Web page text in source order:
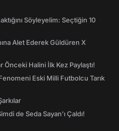
Söyleyelim: Seçtiğin 10
Alet Ederek Güldüren X
Halini İlk Kez Paylaştı!
Eski Milli Futbolcu Tarık
de Seda Sayan'ı Çaldı!